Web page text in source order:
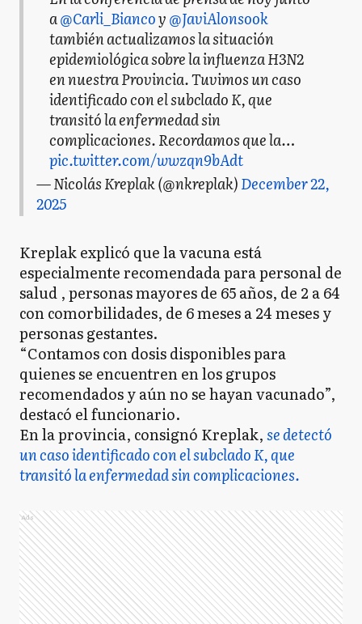
a@Carli_Biancoy@JaviAlonsook
también actualizamos la situación
epidemiológica sobre la influenza H3N2
en nuestra Provincia. Tuvimos un caso
identificado con el subclado K, que
transitó la enfermedad sin
complicaciones. Recordamos que la…
pic.twitter.com/wwzqn9bAdt
— Nicolás Kreplak (@nkreplak)December 22,
2025
Kreplak explicó que la vacuna está
especialmente recomendada para personal de
salud , personas mayores de 65 años, de 2 a 64
con comorbilidades, de 6 meses a 24 meses y
personas gestantes.
“Contamos con dosis disponibles para
quienes se encuentren en los grupos
recomendados y aún no se hayan vacunado”,
destacó el funcionario.
En la provincia, consignó Kreplak,se detectó
un caso identificado con el subclado K, que
transitó la enfermedad sin complicaciones.
Ads